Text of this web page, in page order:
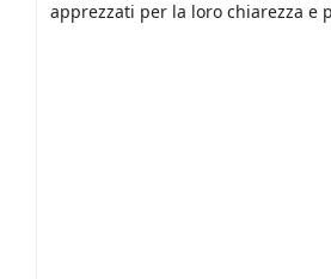
apprezzati per la loro chiarezza e